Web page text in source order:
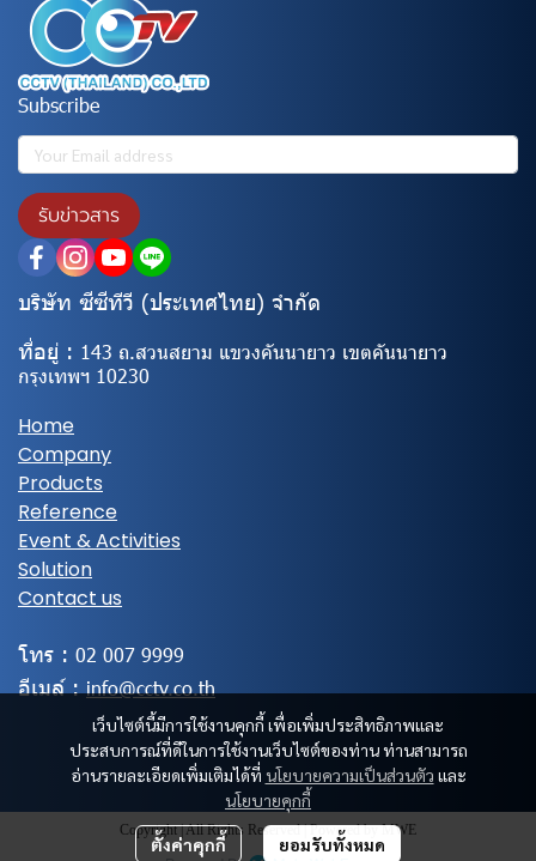
เว็บไซต์นี้มีการใช้งานคุกกี้ เพื่อเพิ่มประสิทธิภาพและ
ประสบการณ์ที่ดีในการใช้งานเว็บไซต์ของท่าน ท่านสามารถ
อ่านรายละเอียดเพิ่มเติมได้ที่ นโยบายความเป็นส่วนตัว และ
นโยบายคุกกี้
ตั้งค่าคุกกี้ ยอมรับทั้งหมด
Subscribe
รับข่าวสาร
บริษัท ซีซีทีวี (ประเทศไทย) จํากัด
ที่อยู่ : 143 ถ.สวนสยาม แขวงคันนายาว เขตคันนายาว
กรุงเทพฯ 10230
Home
Company
Products
Reference
Event & Activities
Solution
Contact us
โทร : 02 007 9999
อีเมล์ :info@cctv.co.th
Copyright | All Rights Reserved | Powered by MWE